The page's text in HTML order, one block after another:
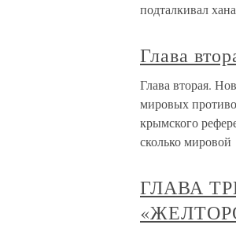
подталкивал
Глава
Глава вторая.
мировых
крымского
сколько мировой
ГЛАВА